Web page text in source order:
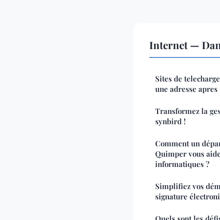
Internet —
Sites de
une adresse apres
Transformez la
synbird !
Comment un
Quimper vous
informatiques ?
Simplifiez vos
signature